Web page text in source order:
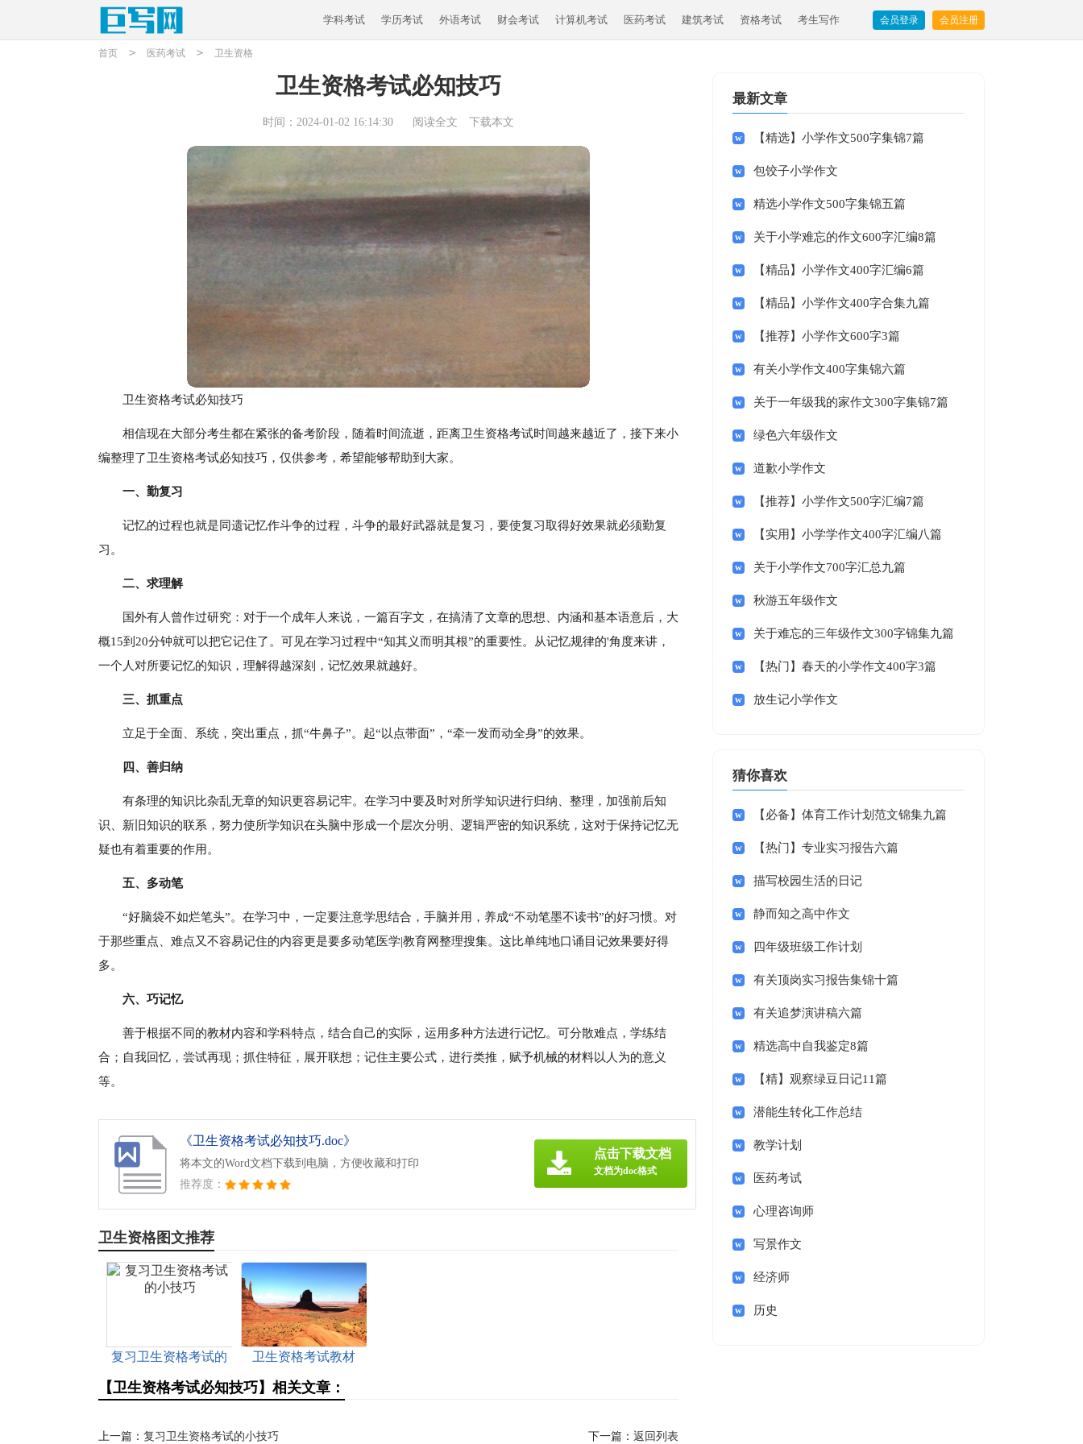
学科考试 学历考试 外语考试 财会考试 计算机考试 医药考试 建筑考试 资格考试 考生写作 会员登录 会员注册
首页 > 医药考试 > 卫生资格
卫生资格考试必知技巧
时间：2024-01-02 16:14:30 阅读全文 下载本文
卫生资格考试必知技巧
相信现在大部分考生都在紧张的备考阶段，随着时间流逝，距离卫生资格考试时间越来越近了，接下来小
编整理了卫生资格考试必知技巧，仅供参考，希望能够帮助到大家。
一、勤复习
记忆的过程也就是同遗记忆作斗争的过程，斗争的最好武器就是复习，要使复习取得好效果就必须勤复
习。
二、求理解
国外有人曾作过研究：对于一个成年人来说，一篇百字文，在搞清了文章的思想、内涵和基本语意后，大
概15到20分钟就可以把它记住了。可见在学习过程中“知其义而明其根”的重要性。从记忆规律的'角度来讲，
一个人对所要记忆的知识，理解得越深刻，记忆效果就越好。
三、抓重点
立足于全面、系统，突出重点，抓“牛鼻子”。起“以点带面”，“牵一发而动全身”的效果。
四、善归纳
有条理的知识比杂乱无章的知识更容易记牢。在学习中要及时对所学知识进行归纳、整理，加强前后知
识、新旧知识的联系，努力使所学知识在头脑中形成一个层次分明、逻辑严密的知识系统，这对于保持记忆无
疑也有着重要的作用。
五、多动笔
“好脑袋不如烂笔头”。在学习中，一定要注意学思结合，手脑并用，养成“不动笔墨不读书”的好习惯。对
于那些重点、难点又不容易记住的内容更是要多动笔医学|教育网整理搜集。这比单纯地口诵目记效果要好得
多。
六、巧记忆
善于根据不同的教材内容和学科特点，结合自己的实际，运用多种方法进行记忆。可分散难点，学练结
合；自我回忆，尝试再现；抓住特征，展开联想；记住主要公式，进行类推，赋予机械的材料以人为的意义
等。
《卫生资格考试必知技巧.doc》
将本文的Word文档下载到电脑，方便收藏和打印
推荐度：
点击下载文档
文档为doc格式
卫生资格图文推荐
复习卫生资格考试的
卫生资格考试教材
【卫生资格考试必知技巧】相关文章：
上一篇： 复习卫生资格考试的小技巧 下一篇： 返回列表
最新文章
【精选】小学作文500字集锦7篇
包饺子小学作文
精选小学作文500字集锦五篇
关于小学难忘的作文600字汇编8篇
【精品】小学作文400字汇编6篇
【精品】小学作文400字合集九篇
【推荐】小学作文600字3篇
有关小学作文400字集锦六篇
关于一年级我的家作文300字集锦7篇
绿色六年级作文
道歉小学作文
【推荐】小学作文500字汇编7篇
【实用】小学学作文400字汇编八篇
关于小学作文700字汇总九篇
秋游五年级作文
关于难忘的三年级作文300字锦集九篇
【热门】春天的小学作文400字3篇
放生记小学作文
猜你喜欢
【必备】体育工作计划范文锦集九篇
【热门】专业实习报告六篇
描写校园生活的日记
静而知之高中作文
四年级班级工作计划
有关顶岗实习报告集锦十篇
有关追梦演讲稿六篇
精选高中自我鉴定8篇
【精】观察绿豆日记11篇
潜能生转化工作总结
教学计划
医药考试
心理咨询师
写景作文
经济师
历史